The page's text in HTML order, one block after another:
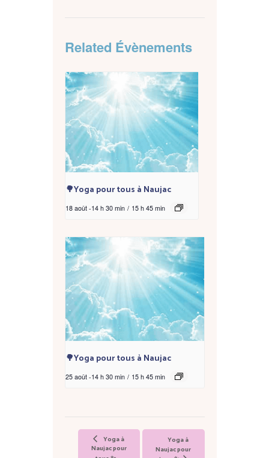
Related Évènements
🌳Yoga pour tous à Naujac
18 août -14 h 30 min / 15 h 45 min
🌳Yoga pour tous à Naujac
25 août -14 h 30 min / 15 h 45 min
Yoga à
Naujac pour
Yoga à
Naujac pour